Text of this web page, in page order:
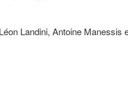
Landini, Antoine